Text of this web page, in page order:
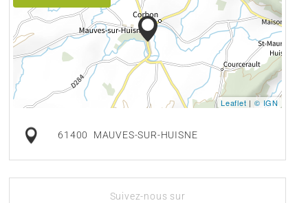
Leaflet | © IGN
61400 MAUVES-SUR-HUISNE
Suivez-nous sur